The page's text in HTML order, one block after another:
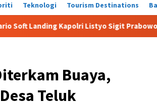
Teknologi Tourism Destinations
Listyo Sigit Prabowo Terungkap
Buaya,
Teluk